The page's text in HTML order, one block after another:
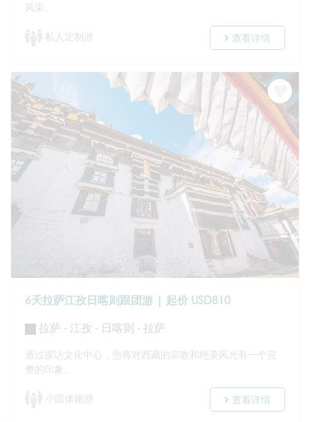
风采。
私人定制游 查看详情
6天拉萨江孜日喀则跟团游 | 起价 USD810
拉萨 - 江孜 - 日喀则 - 拉萨
通过探访文化中心，您将对西藏的宗教和绝美风光有一个完
整的印象。
小团体旅游 查看详情